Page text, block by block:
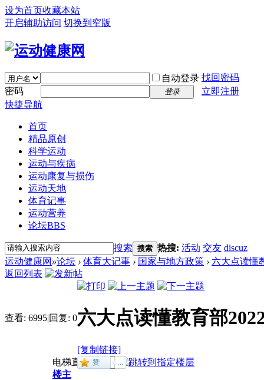
设为首页收藏本站
开启辅助访问 切换到窄版
自动登录 找回密码
密码
登录
立即注册
快捷导航
首页
精品原创
科学运动
运动与疾病
运动康复与损伤
运动天地
体育记事
运动营养
论坛BBS
搜索 搜索 热搜: 活动 交友 discuz
运动健康网 »论坛 › 体育大记事 › 国家与地方政策 › 六大点读懂
返回列表
查看: 6995|回复: 0六大点读懂教育部
[复制链接]
电梯直达
楼主